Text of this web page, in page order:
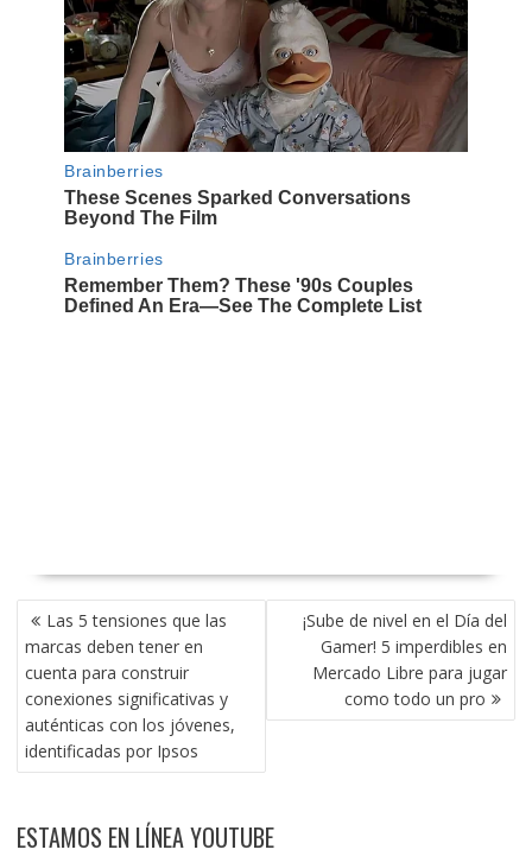
NAVEGACIÓN
DE
ENTRADAS
Las 5 tensiones que las
marcas deben tener en
cuenta para construir
conexiones significativas y
auténticas con los jóvenes,
identificadas por Ipsos
¡Sube de nivel en el Día del
Gamer! 5 imperdibles en
Mercado Libre para jugar
como todo un pro
ESTAMOS EN LÍNEA YOUTUBE